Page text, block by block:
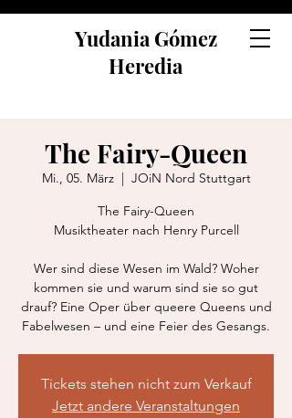
Yudania Gómez
Heredia
The Fairy-Queen
Mi., 05. März
  |
JOiN Nord Stuttgart
The Fairy-Queen
Musiktheater nach Henry Purcell
Wer sind diese Wesen im Wald? Woher
kommen sie und warum sind sie so gut
drauf? Eine Oper über queere Queens und
Fabelwesen – und eine Feier des Gesangs.
Tickets stehen nicht zum Verkauf
Jetzt andere Veranstaltungen